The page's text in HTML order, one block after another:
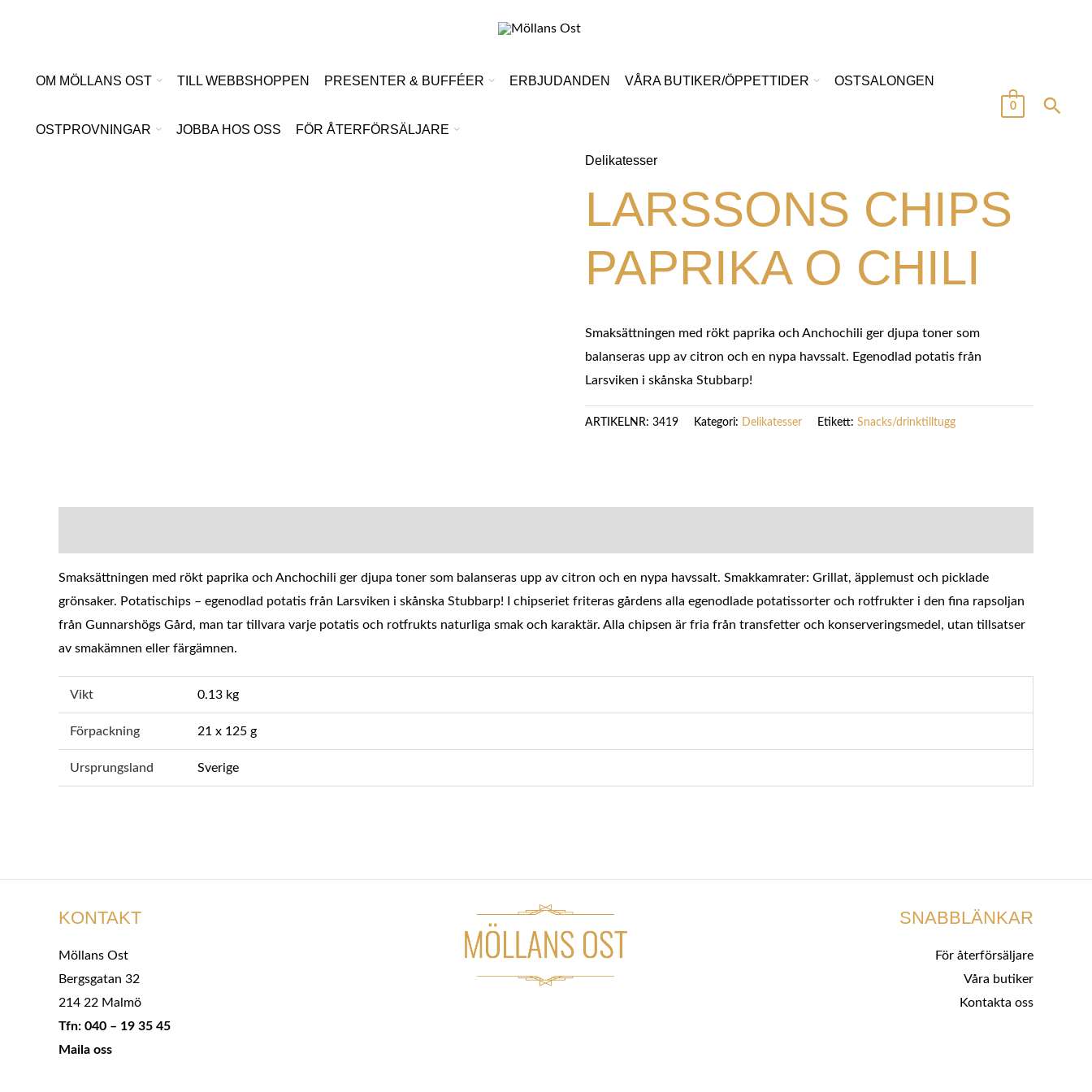
OM MÖLLANS OST TILL WEBBSHOPPEN PRESENTER & BUFFÉER ERBJUDANDEN VÅRA BUTIKER/ÖPPETTIDER OSTSALONGEN
OSTPROVNINGAR JOBBA HOS OSS FÖR ÅTERFÖRSÄLJARE
0
Delikatesser
LARSSONS CHIPS
PAPRIKA O CHILI
Smaksättningen med rökt paprika och Anchochili ger djupa toner som
balanseras upp av citron och en nypa havssalt. Egenodlad potatis från
Larsviken i skånska Stubbarp!
ARTIKELNR: 3419 Kategori: Delikatesser Etikett: Snacks/drinktilltugg
Smaksättningen med rökt paprika och Anchochili ger djupa toner som balanseras upp av citron och en nypa havssalt. Smakkamrater: Grillat, äpplemust och picklade
grönsaker. Potatischips – egenodlad potatis från Larsviken i skånska Stubbarp! I chipseriet friteras gårdens alla egenodlade potatissorter och rotfrukter i den fina rapsoljan
från Gunnarshögs Gård, man tar tillvara varje potatis och rotfrukts naturliga smak och karaktär. Alla chipsen är fria från transfetter och konserveringsmedel, utan tillsatser
av smakämnen eller färgämnen.
Vikt 0.13 kg
Förpackning 21 x 125 g
Ursprungsland Sverige
KONTAKT
Möllans Ost
Bergsgatan 32
214 22 Malmö
Tfn: 040 – 19 35 45
Maila oss
SNABBLÄNKAR
För återförsäljare
Våra butiker
Kontakta oss